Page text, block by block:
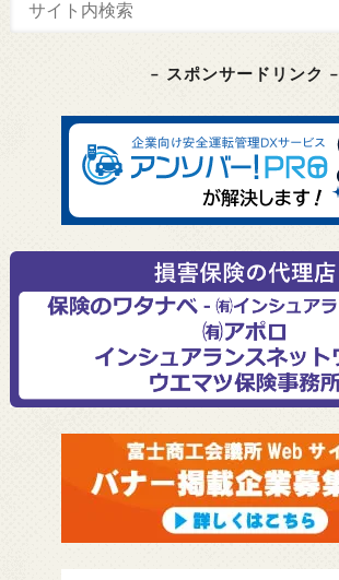
– スポンサードリンク –